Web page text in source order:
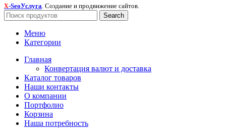
X-SeoУслуга . Создание и продвижение сайтов.
Search
Меню
Категории
Главная
Конвертация валют и доставка
Каталог товаров
Наши контакты
О компании
Портфолио
Корзина
Наша потребность